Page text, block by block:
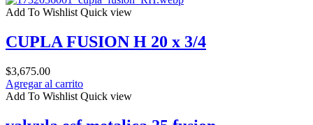
Add To Wishlist Quick view
CUPLA FUSION H 20 x 3/4
$3,675.00
Agregar al carrito
Add To Wishlist Quick view